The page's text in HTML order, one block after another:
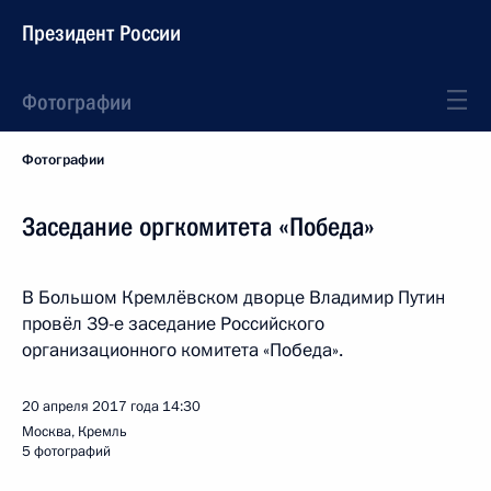
Президент России
Фотографии
Фотографии
Заседание оргкомитета «Победа»
В Большом Кремлёвском дворце Владимир Путин
провёл 39-е заседание Российского
организационного комитета «Победа».
20 апреля 2017 года 14:30
Москва, Кремль
5 фотографий